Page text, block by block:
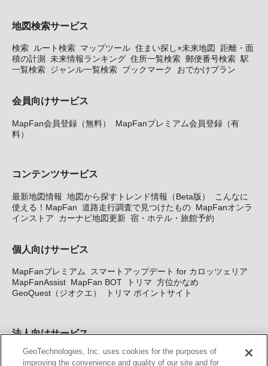
地図検索サービス
検索 ルート検索 マップツール 住まい探し×未来地図
距離・面
積の計測
未来情報ランキング 住所一覧検索 郵便番号検索 駅
一覧検索 ジャンル一覧検索 ブックマーク おでかけプラン
会員向けサービス
MapFan会員登録（無料）
MapFanプレミアム会員登録（有
料）
コンテンツサービス
最新地図情報 地図から探すトレンド情報（Beta版）
こんなに
使える！MapFan 道路走行調査で見つけたもの MapFanオンラ
インストア
カーナビ地図更新 宿・ホテル・旅館予約
個人向けサービス
MapFanプレミアム
スマートアップデート for カロッツェリア
MapFanAssist MapFan BOT トリマ 方位かなめ
GeoQuest（ジオクエ）
トリマ ポイントサイト
法人向けサービス
法人向け地図・位置情報サービス WEBサイト・システム向け地
GeoTechnologies, Inc. uses cookies for the purposes of
improving the convenience and quality of our site and for